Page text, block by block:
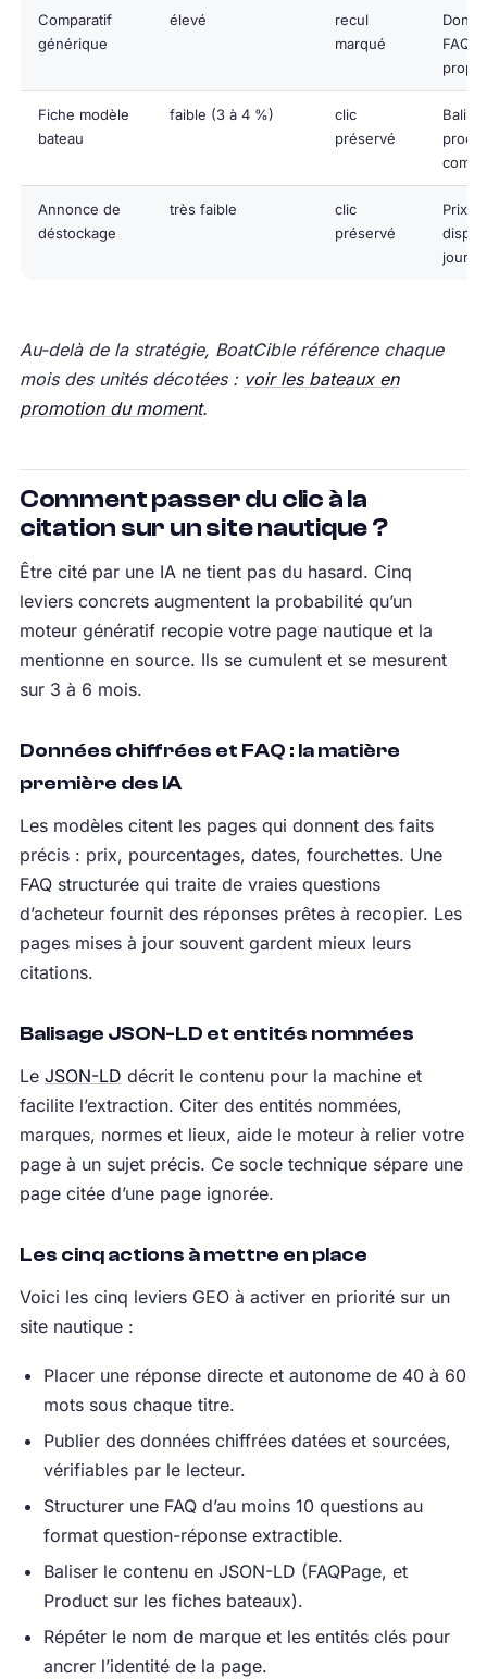
Comparatif
générique
élevé
recul
marqué
FAQ
Fiche modèle
bateau
faible (3 à 4 %)
clic
préservé
Annonce de
déstockage
très faible
clic
préservé
Prix et
jour
Au-delà de la stratégie, BoatCible référence chaque
mois des unités décotées : voir les bateaux en
promotion du moment.
Comment passer du clic à la
citation sur un site nautique ?
Être cité par une IA ne tient pas du hasard. Cinq
leviers concrets augmentent la probabilité qu’un
moteur génératif recopie votre page nautique et la
mentionne en source. Ils se cumulent et se mesurent
sur 3 à 6 mois.
Données chiffrées et FAQ : la matière
première des IA
Les modèles citent les pages qui donnent des faits
précis : prix, pourcentages, dates, fourchettes. Une
FAQ structurée qui traite de vraies questions
d’acheteur fournit des réponses prêtes à recopier. Les
pages mises à jour souvent gardent mieux leurs
citations.
Balisage JSON-LD et entités nommées
Le JSON-LD décrit le contenu pour la machine et
facilite l’extraction. Citer des entités nommées,
marques, normes et lieux, aide le moteur à relier votre
page à un sujet précis. Ce socle technique sépare une
page citée d’une page ignorée.
Les cinq actions à mettre en place
Voici les cinq leviers GEO à activer en priorité sur un
site nautique :
Placer une réponse directe et autonome de 40 à 60
mots sous chaque titre.
Publier des données chiffrées datées et sourcées,
vérifiables par le lecteur.
Structurer une FAQ d’au moins 10 questions au
format question-réponse extractible.
Baliser le contenu en JSON-LD (FAQPage, et
Product sur les fiches bateaux).
Répéter le nom de marque et les entités clés pour
ancrer l’identité de la page.